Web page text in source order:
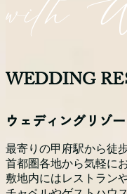
WEDDING
ウェディングリゾ
最寄りの甲府駅から徒歩
首都圏各地から気軽に
敷地内にはレストラン